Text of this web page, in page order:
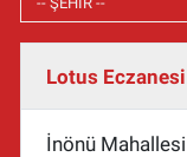
Lotus Eczanesi
İnönü